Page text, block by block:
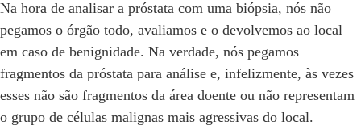
Na hora de analisar a próstata com uma biópsia, nós não
pegamos o órgão todo, avaliamos e o devolvemos ao local
em caso de benignidade. Na verdade, nós pegamos
fragmentos da próstata para análise e, infelizmente, às vezes
esses não são fragmentos da área doente ou não representam
o grupo de células malignas mais agressivas do local.